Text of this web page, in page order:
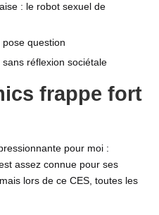
: le robot sexuel de
question
réflexion sociétale
frappe fort
pour moi :
assez connue pour ses
lors de ce CES, toutes les